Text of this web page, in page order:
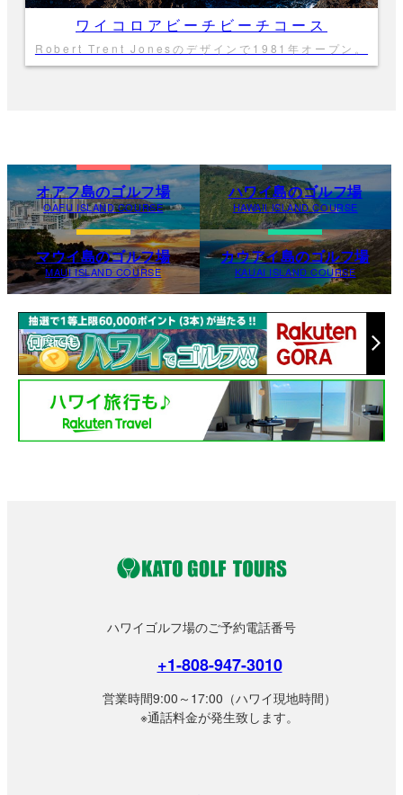
ワイコロアビーチビーチコース
Robert Trent Jonesのデザインで1981年オープン。
オアフ島のゴルフ場
OAFU ISLAND COURSE
ハワイ島のゴルフ場
HAWAII ISLAND COURSE
マウイ島のゴルフ場
MAUI ISLAND COURSE
カウアイ島のゴルフ場
KAUAI ISLAND COURSE
ハワイゴルフ場のご予約電話番号
+1-808-947-3010
営業時間9:00～17:00（ハワイ現地時間）
※通話料金が発生致します。